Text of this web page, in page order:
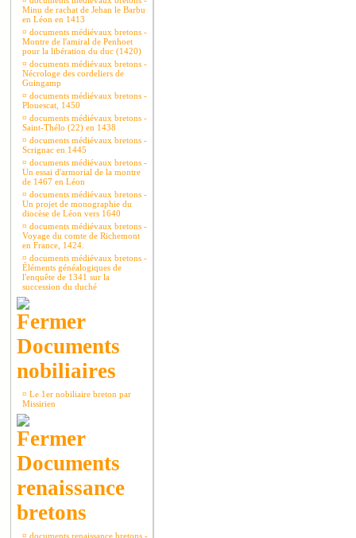
Minu de rachat de Jehan le Barbu
en Léon en 1413
¤ documents médiévaux bretons -
Montre de l'amiral de Penhoet
pour la libération du duc (1420)
¤ documents médiévaux bretons -
Nécrologe des cordeliers de
Guingamp
¤ documents médiévaux bretons -
Plouescat, 1450
¤ documents médiévaux bretons -
Saint-Thélo (22) en 1438
¤ documents médiévaux bretons -
Scrignac en 1445
¤ documents médiévaux bretons -
Un essai d'armorial de la montre
de 1467 en Léon
¤ documents médiévaux bretons -
Un projet de monographie du
diocèse de Léon vers 1640
¤ documents médiévaux bretons -
Voyage du comte de Richemont
en France, 1424.
¤ documents médiévaux bretons -
Éléments généalogiques de
l'enquête de 1341 sur la
succession du duché
Documents
nobiliaires
¤ Le 1er nobiliaire breton par
Missirien
Documents
renaissance
bretons
¤ documents renaissance bretons -